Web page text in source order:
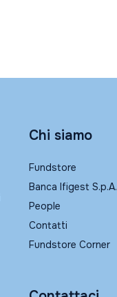
Chi siamo
Fundstore
Banca Ifigest S.p.A.
People
Contatti
Fundstore Corner